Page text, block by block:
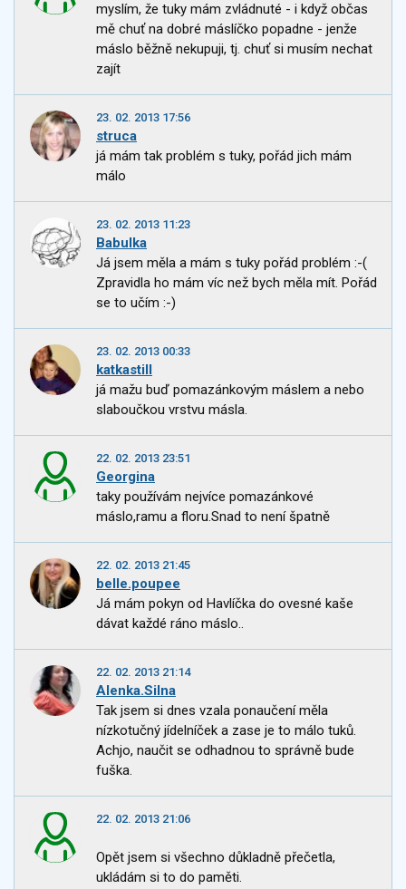
myslím, že tuky mám zvládnuté - i když občas
mě chuť na dobré máslíčko popadne - jenže
máslo běžně nekupuji, tj. chuť si musím nechat
zajít
23. 02. 2013 17:56
struca
já mám tak problém s tuky, pořád jich mám
málo
23. 02. 2013 11:23
Babulka
Já jsem měla a mám s tuky pořád problém :-(
Zpravidla ho mám víc než bych měla mít. Pořád
se to učím :-)
23. 02. 2013 00:33
katkastill
já mažu buď pomazánkovým máslem a nebo
slaboučkou vrstvu másla.
22. 02. 2013 23:51
Georgina
taky používám nejvíce pomazánkové
máslo,ramu a floru.Snad to není špatně
22. 02. 2013 21:45
belle.poupee
Já mám pokyn od Havlíčka do ovesné kaše
dávat každé ráno máslo..
22. 02. 2013 21:14
Alenka.Silna
Tak jsem si dnes vzala ponaučení měla
nízkotučný jídelníček a zase je to málo tuků.
Achjo, naučit se odhadnou to správně bude
fuška.
22. 02. 2013 21:06
Opět jsem si všechno důkladně přečetla,
ukládám si to do paměti.